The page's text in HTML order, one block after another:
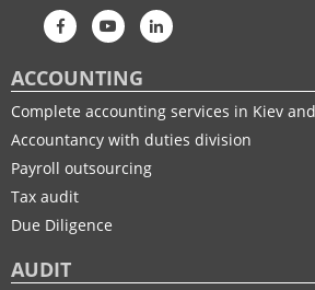
ACCOUNTING
Complete accounting services in Kiev
Accountancy with duties division
Payroll outsourcing
Tax audit
Due Diligence
AUDIT